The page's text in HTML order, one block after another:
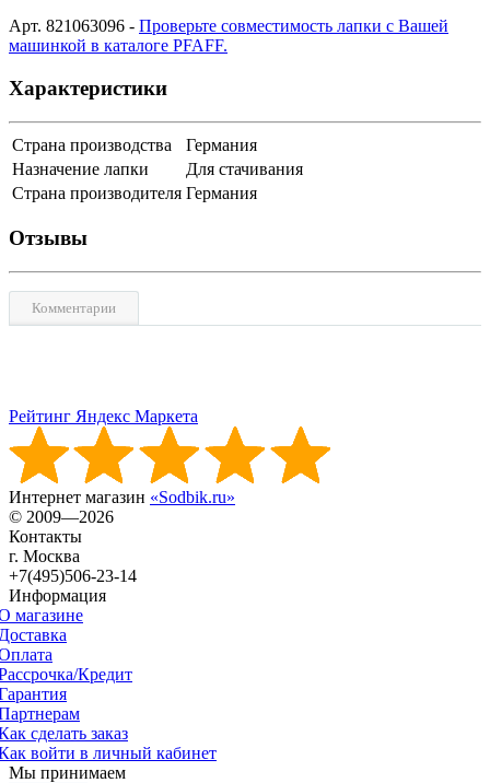
Арт. 821063096 - Проверьте совместимость лапки с Вашей
машинкой в каталоге PFAFF.
Характеристики
Страна производства
Германия
Назначение лапки
Для стачивания
Страна производителя Германия
Отзывы
Комментарии
Рейтинг Яндекс Маркета
Интернет магазин «Sodbik.ru»
© 2009—2026
Контакты
г. Москва
+7(495)506-23-14
Информация
магазине
Кредит
сделать заказ
войти в личный кабинет
Мы принимаем